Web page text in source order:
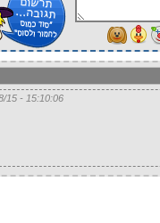
15:10:06 - 05/08/15